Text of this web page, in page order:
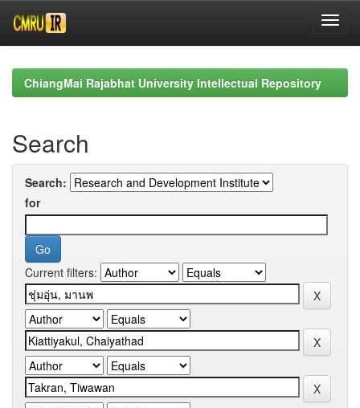
navigationChiangMai Rajabhat University Intellectual Repository
Search
Search:
for
Current filters: